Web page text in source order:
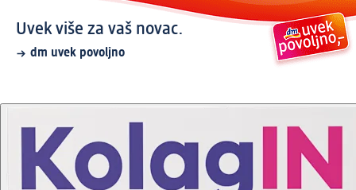
Uvek više za vaš novac.
dm uvek povoljno